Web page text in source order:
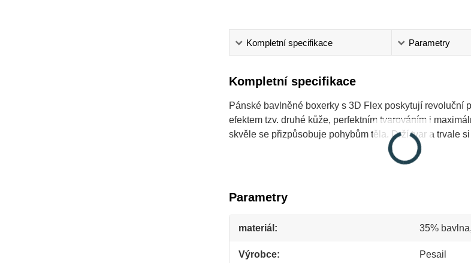
Kompletní specifikace Parametry
Kompletní specifikace
Pánské bavlněné boxerky s 3D Flex poskytují revoluční
efektem tzv. druhé kůže, perfektním tvarováním i
skvěle se přizpůsobuje pohybům těla. Drží tvar a trvale
Parametry
materiál 35%
Výrobce Pesail